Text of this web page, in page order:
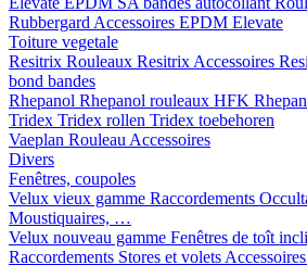
Rubbergard Accessoires EPDM Elevate
Toiture vegetale
Resitrix Rouleaux Resitrix Accessoires
bond bandes
Rhepanol Rhepanol rouleaux HFK
Tridex Tridex rollen Tridex toebehoren
Vaeplan Rouleau Accessoires
Divers
Fenêtres, coupoles
Velux vieux gamme Raccordements
Moustiquaires, …
Velux nouveau gamme Fenêtres de toît
Raccordements Stores et volets